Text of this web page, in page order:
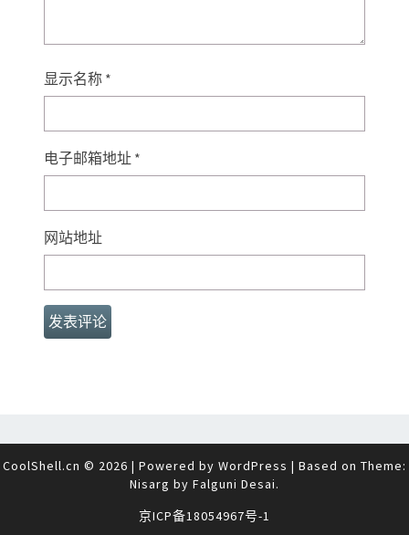
显示名称 *
电子邮箱地址 *
网站地址
CoolShell.cn © 2026 | Powered by WordPress | Based on Theme:
Nisarg by Falguni Desai.
京ICP备18054967号-1